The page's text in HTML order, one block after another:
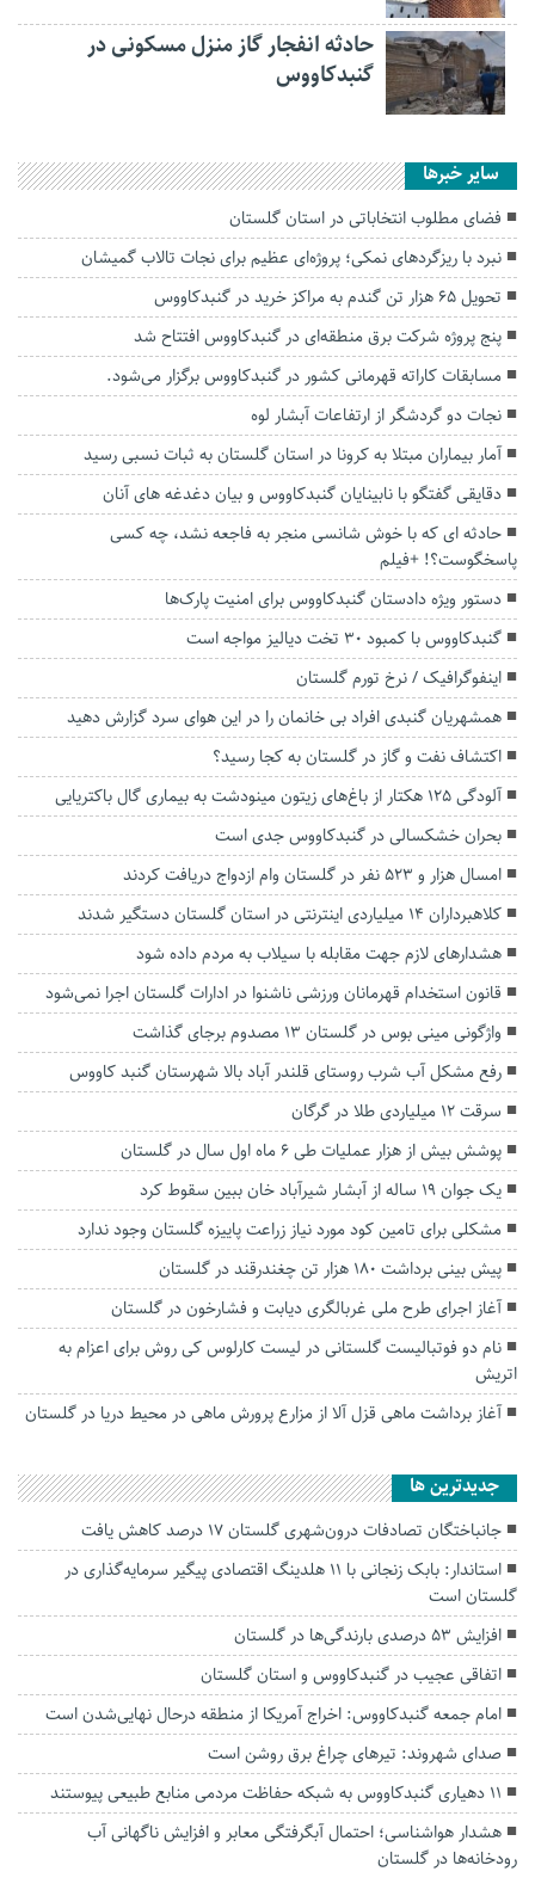
حادثه انفجار گاز منزل مسکونی در
گنبدکاووس
سایر خبرها
فضای مطلوب انتخاباتی در استان گلستان
نبرد با ریزگردهای نمکی؛ پروژه‌ای عظیم برای نجات تالاب گمیشان
تحویل ۶۵ هزار تن گندم به مراکز خرید در گنبدکاووس
پنج پروژه شرکت برق منطقه‌ای در گنبدکاووس افتتاح شد
مسابقات کاراته قهرمانی کشور در گنبدکاووس برگزار می‌شود.
نجات دو گردشگر از ارتفاعات آبشار لوه
آمار بیماران مبتلا به کرونا در استان گلستان به ثبات نسبی رسید
دقایقی گفتگو با نابینایان گنبدکاووس و بیان دغدغه های آنان
حادثه ای که با خوش شانسی منجر به فاجعه نشد، چه کسی
پاسخگوست؟! +فیلم
دستور ویژه دادستان گنبدکاووس برای امنیت پارک‌ها
گنبدکاووس با کمبود ۳۰ تخت دیالیز مواجه است
اینفوگرافیک / نرخ تورم گلستان
همشهریان گنبدی افراد بی خانمان را در این هوای سرد گزارش دهید
اکتشاف نفت و گاز در گلستان به کجا رسید؟
آلودگی ۱۲۵ هکتار از باغ‌های زیتون مینودشت به بیماری گال باکتریایی
بحران خشکسالی در گنبدکاووس جدی است
امسال هزار و ۵۲۳ نفر در گلستان وام ازدواج دریافت کردند
کلاهبرداران ۱۴ میلیاردی اینترنتی در استان گلستان دستگیر شدند
هشدارهای لازم جهت مقابله با سیلاب به مردم داده شود
قانون استخدام قهرمانان ورزشی ناشنوا در ادارات گلستان اجرا نمی‌شود
واژگونی مینی بوس در گلستان ۱۳ مصدوم برجای گذاشت
رفع مشکل آب شرب روستای قلندر آباد بالا شهرستان گنبد کاووس
سرقت ۱۲ میلیاردی طلا در گرگان
پوشش بیش از هزار عملیات طی ۶ ماه اول سال در گلستان
یک جوان ۱۹ ساله از آبشار شیرآباد خان ببین سقوط کرد
مشکلی برای تامین کود مورد نیاز زراعت پاییزه گلستان وجود ندارد
پیش بینی برداشت ۱۸۰ هزار تن چغندرقند در گلستان
آغاز اجرای طرح ملی غربالگری دیابت و فشارخون در گلستان
نام دو فوتبالیست گلستانی در لیست کارلوس کی روش برای اعزام به
اتریش
آغاز برداشت ماهی قزل آلا از مزارع پرورش ماهی در محیط دریا در گلستان
جديدترين ها
جانباختگان تصادفات درون‌شهری گلستان ۱۷ درصد کاهش یافت
استاندار: بابک زنجانی با ۱۱ هلدینگ اقتصادی پیگیر سرمایه‌گذاری در
گلستان است
افزایش ۵۳ درصدی بارندگی‌ها در گلستان
اتفاقی عجیب در‌ گنبدکاووس و استان گلستان
امام جمعه گنبدکاووس: اخراج آمریکا از منطقه درحال نهایی‌شدن است
صدای شهروند: تیرهای چراغ برق روشن است
۱۱ دهیاری گنبدکاووس به شبکه حفاظت مردمی منابع طبیعی پیوستند
هشدار هواشناسی؛ احتمال آبگرفتگی معابر و افزایش ناگهانی آب
رودخانه‌ها در گلستان